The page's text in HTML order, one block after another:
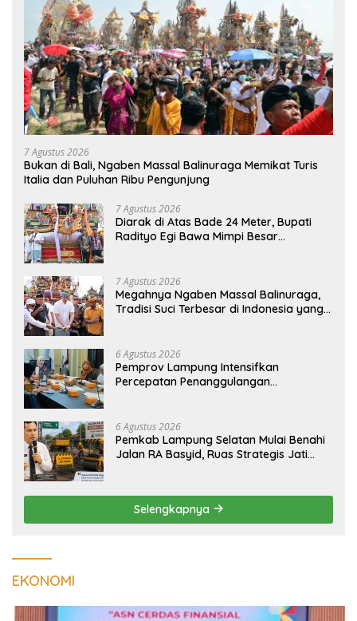
7 Agustus 2026
Bukan di Bali, Ngaben Massal Balinuraga Memikat Turis
Italia dan Puluhan Ribu Pengunjung
7 Agustus 2026
Diarak di Atas Bade 24 Meter, Bupati
Radityo Egi Bawa Mimpi Besar
7 Agustus 2026
Megahnya Ngaben Massal Balinuraga,
Tradisi Suci Terbesar di Indonesia yang
6 Agustus 2026
Pemprov Lampung Intensifkan
Percepatan Penanggulangan
6 Agustus 2026
Pemkab Lampung Selatan Mulai Benahi
Jalan RA Basyid, Ruas Strategis Jati
Selengkapnya
EKONOMI